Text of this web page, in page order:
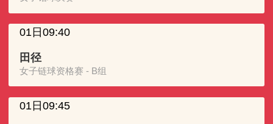
01日09:40
田径
女子链球资格赛 - B组
01日09:45